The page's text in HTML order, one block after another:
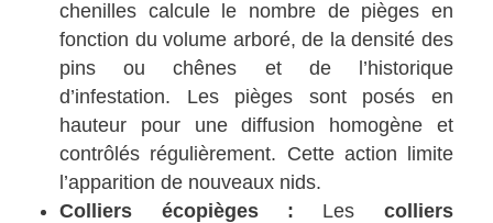
chenilles calcule le nombre de pièges en
fonction du volume arboré, de la densité des
pins ou chênes et de l’historique
d’infestation. Les pièges sont posés en
hauteur pour une diffusion homogène et
contrôlés régulièrement. Cette action limite
l’apparition de nouveaux nids.
Colliers écopièges : Les colliers